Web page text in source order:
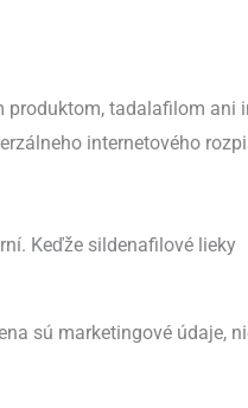
produktom, tadalafilom ani
internetového
Keďže sildenafilové lieky
sú marketingové údaje,